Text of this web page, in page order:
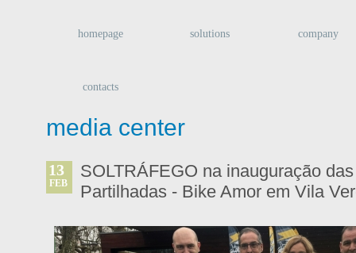
homepage solutions company
contacts
media center
13
FEB
SOLTRÁFEGO na inauguração
Partilhadas - Bike Amor em Vila